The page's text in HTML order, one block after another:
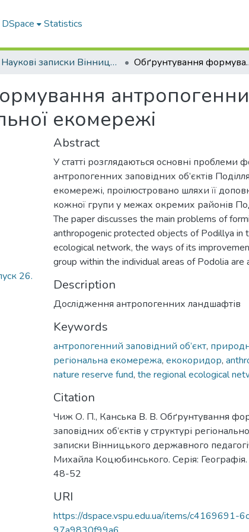
Statistics
Наукові записки Вінницького державного педагогічного університету імені Михайла Коцюбинського. Серія: Географія Обґрунтування формування
екомережі
26.
Abstract
У статті розглядаються основні проблеми
антропогенних заповідних об’єктів
екомережі, проілюстровано шляхи її
кожної групи у межах окремих районів
The paper discusses the main problems of
anthropogenic protected objects of Podillya in
ecological network, the ways of its
group within the individual areas of Podolia are
Description
Дослідження антропогенних ландшафтів
Keywords
антропогенний заповідний об’єкт,
регіональна екомережа, екокоридор,
nature reserve fund, the regional ecological
Citation
Чиж О. П., Канська В. В. Обґрунтування
заповідних об’єктів у структурі
записки Вінницького державного
Михайла Коцюбинського. Серія:
48-52
URI
https://dspace.vspu.edu.ua/items/c4169691-